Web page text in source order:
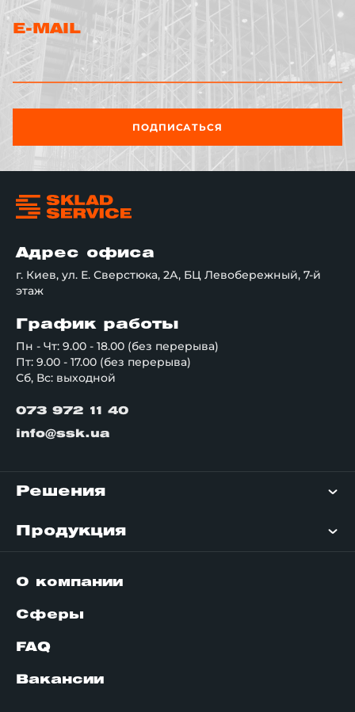
E-MAIL
ПОДПИСАТЬСЯ
Адрес офиса
г. Киев, ул. Е. Сверстюка, 2А, БЦ Левобережный, 7-й
этаж
График работы
Пн - Чт: 9.00 - 18.00 (без перерыва)
Пт: 9.00 - 17.00 (без перерыва)
Сб, Вс: выходной
073 972 11 40
info@ssk.ua
Решения
Продукция
О компании
Сферы
FAQ
Вакансии